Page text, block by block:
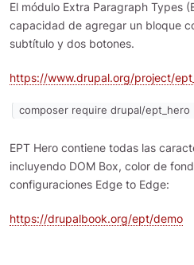
El módulo Extra Paragraph Types
capacidad de agregar un bloque
subtítulo y dos botones.
https://www.drupal.org/project/
composer require drupal/ept_hero
EPT Hero contiene todas las
incluyendo DOM Box, color de
configuraciones Edge to Edge:
https://drupalbook.org/ept/demo